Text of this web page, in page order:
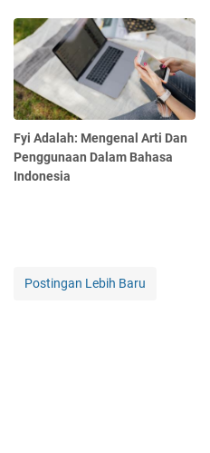
Fyi Adalah: Mengenal Arti Dan
Penggunaan Dalam Bahasa
Indonesia
Postingan Lebih Baru